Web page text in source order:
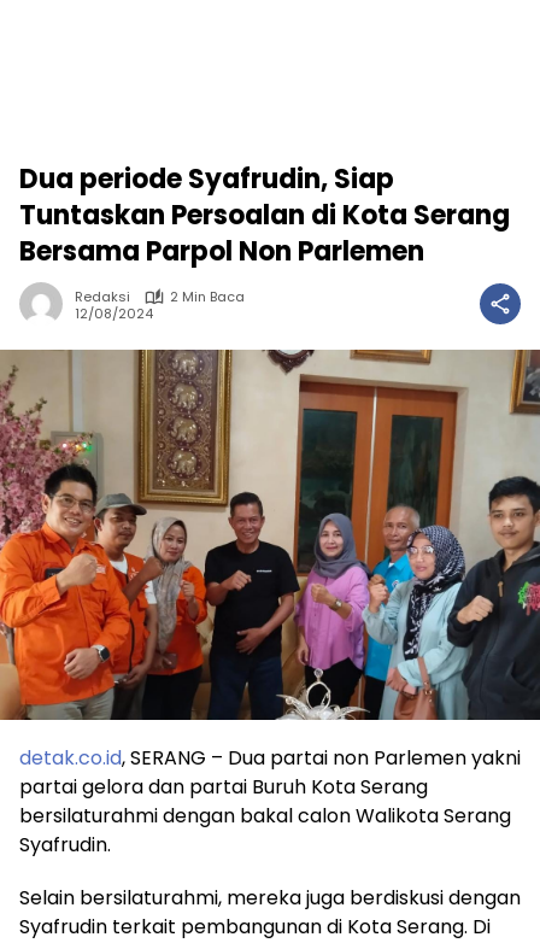
Dua periode Syafrudin, Siap
Tuntaskan Persoalan di Kota Serang
Bersama Parpol Non Parlemen
Redaksi
2 Min Baca
12/08/2024
detak.co.id, SERANG – Dua partai non Parlemen yakni
partai gelora dan partai Buruh Kota Serang
bersilaturahmi dengan bakal calon Walikota Serang
Syafrudin.
Selain bersilaturahmi, mereka juga berdiskusi dengan
Syafrudin terkait pembangunan di Kota Serang. Di